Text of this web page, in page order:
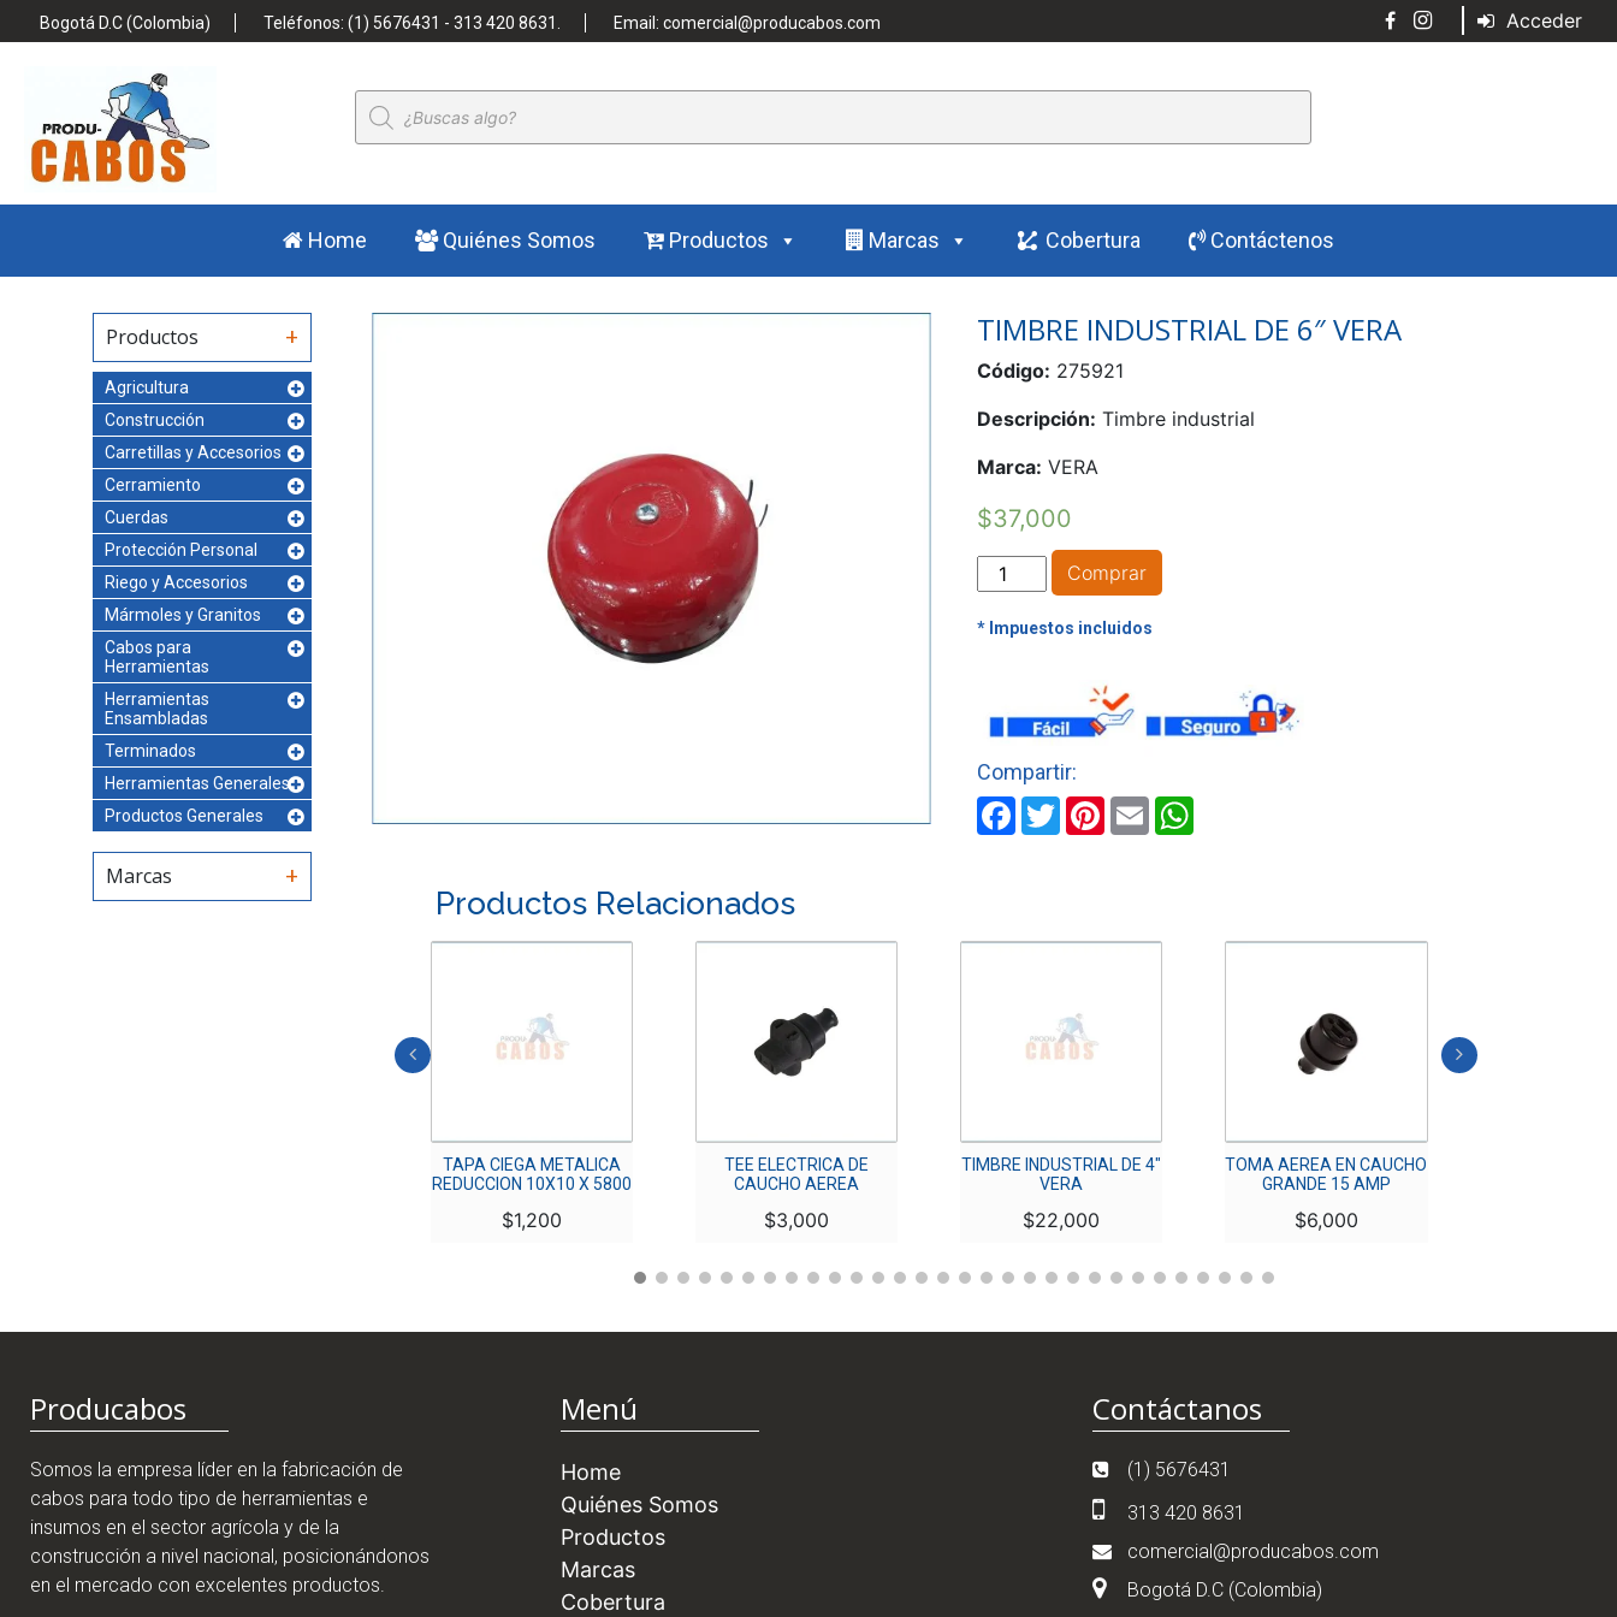
Bogotá D.C (Colombia) Teléfonos: (1) 5676431 - 313 420 8631. Email: comercial@producabos.com Acceder
Búsqueda
de
productos
Home Quiénes Somos Productos Marcas Cobertura Contáctenos
Productos
Agricultura
Construcción
Carretillas y Accesorios
Cerramiento
Cuerdas
Protección Personal
Riego y Accesorios
Mármoles y Granitos
Cabos para
Herramientas
Herramientas
Ensambladas
Terminados
Herramientas Generales
Productos Generales
Marcas
TIMBRE INDUSTRIAL DE 6″ VERA
Código: 275921
Descripción: Timbre industrial
Marca: VERA
$37,000
TIMBRE
INDUSTRIAL
DE
cantidad
Comprar
Facebook
TwitterPinterest
Email
Productos Relacionados
TAPA CIEGA METALICA
REDUCCION 10X10 X 5800
$1,200
TEE ELECTRICA DE
CAUCHO AEREA
$3,000
TIMBRE INDUSTRIAL DE 4″
VERA
$22,000
TOMA AEREA EN CAUCHO
GRANDE 15 AMP
$6,000
Producabos
Somos la empresa líder en la fabricación de
cabos para todo tipo de herramientas e
insumos en el sector agrícola y de la
construcción a nivel nacional, posicionándonos
en el mercado con excelentes productos.
Menú
Home
Quiénes Somos
Productos
Marcas
Cobertura
Contáctanos
(1) 5676431
313 420 8631
comercial@producabos.com
Bogotá D.C (Colombia)